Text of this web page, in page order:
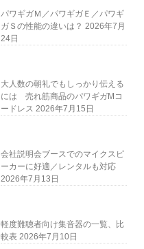
パワギガＭ／パワギガＥ／パワギ
ガＳの性能の違いは？ 2026年7月
24日
大人数の朝礼でもしっかり伝える
には 売れ筋商品のパワギガMコ
ードレス 2026年7月15日
会社説明会ブースでのマイクスピ
ーカーに好適／レンタルも対応
2026年7月13日
軽度難聴者向け集音器の一覧、比
較表 2026年7月10日